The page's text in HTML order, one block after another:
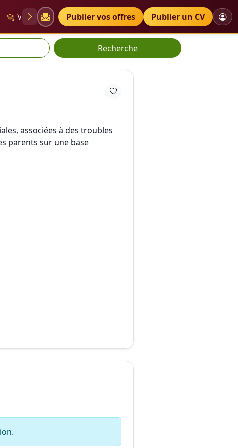
VAE Diplômes Petites annonces
Publier vos offres Publier un CV
Recherche
associées à des troubles
parents sur une base